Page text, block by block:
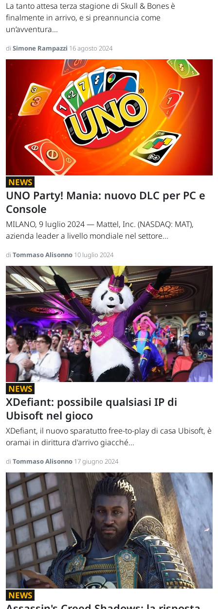
La tanto attesa terza stagione di Skull & Bones è
finalmente in arrivo, e si preannuncia come
un’avventura...
di Simone Rampazzi 16 agosto 2024
NEWS
UNO Party! Mania: nuovo DLC per PC e
Console
MILANO, 9 luglio 2024 — Mattel, Inc. (NASDAQ: MAT),
azienda leader a livello mondiale nel settore...
di Tommaso Alisonno 10 luglio 2024
NEWS
XDefiant: possibile qualsiasi IP di
Ubisoft nel gioco
XDefiant, il nuovo sparatutto free-to-play di casa Ubisoft, è
oramai in dirittura d'arrivo giacché...
di Tommaso Alisonno 17 giugno 2024
NEWS